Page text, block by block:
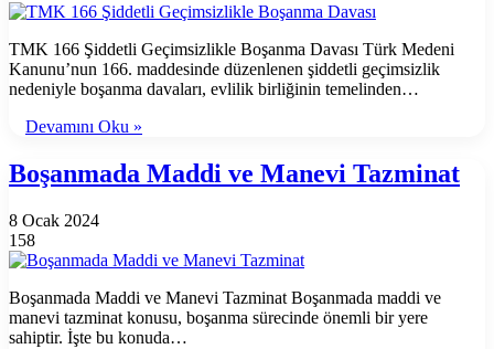
TMK 166 Şiddetli Geçimsizlikle Boşanma Davası Türk Medeni
Kanunu’nun 166. maddesinde düzenlenen şiddetli geçimsizlik
nedeniyle boşanma davaları, evlilik birliğinin temelinden…
Devamını Oku »
Boşanmada Maddi ve Manevi Tazminat
8 Ocak 2024
158
Boşanmada Maddi ve Manevi Tazminat Boşanmada maddi ve
manevi tazminat konusu, boşanma sürecinde önemli bir yere
sahiptir. İşte bu konuda…